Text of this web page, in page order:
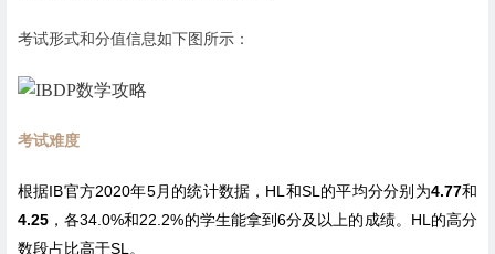
考试形式和分值信息如下图所示：
考试难度
根据IB官方2020年5月的统计数据，HL和SL的平均分分别为4.77和
4.25 ，各34.0%和22.2%的学生能拿到6分及以上的成绩。HL的高分
数段占比高于SL。